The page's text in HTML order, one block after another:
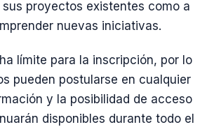
proyectos existentes como a
nuevas iniciativas.
límite para la inscripción, por lo
pueden postularse en cualquier
y la posibilidad de acceso
disponibles durante todo el